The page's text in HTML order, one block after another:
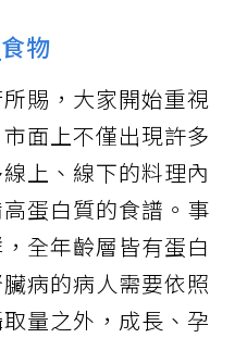
食物
賜，大家開始重視
面上不僅出現許多
上、線下的料理內
蛋白質的食譜。事
全年齡層皆有蛋白
病的病人需要依照
量之外，成長、孕